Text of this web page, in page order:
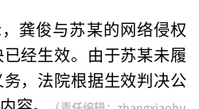
龚俊与苏某的网络侵权
经生效。由于苏某未履
，法院根据生效判决公